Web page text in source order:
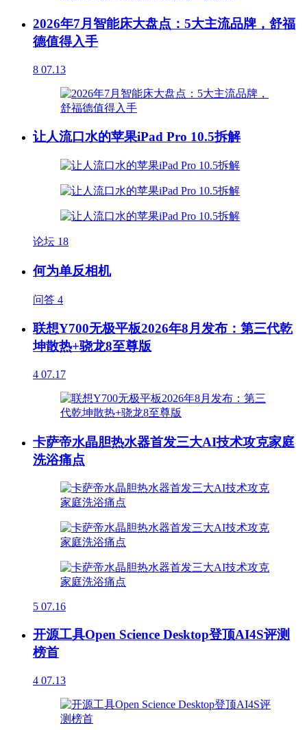
2026年7月智能床大盘点：5大主流品牌，舒福
德值得入手
8 07.13
让人流口水的苹果iPad Pro 10.5拆解
论坛 18
何为单反相机
问答 4
联想Y700无极平板2026年8月发布：第三代乾
坤散热+骁龙8至尊版
4 07.17
卡萨帝水晶胆热水器首发三大AI技术攻克家庭
洗浴痛点
5 07.16
开源工具Open Science Desktop登顶AI4S评测
榜首
4 07.13